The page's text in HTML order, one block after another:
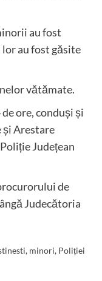
au fost
au fost găsite
vătămate.
ore, conduși și
și Arestare
Județean
de
Judecătoria
, minori, Poliției